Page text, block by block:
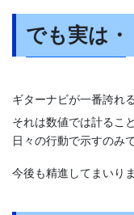
でも実は・
ギターナビが一番誇れ
それは数値では計るこ
日々の行動で示すのみ
今後も精進してまいり